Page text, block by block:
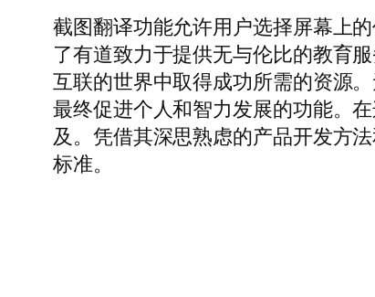
截图翻译功能允许用户选择屏幕上
了有道致力于提供无与伦比的教育
互联的世界中取得成功所需的资源
最终促进个人和智力发展的功能。
及。凭借其深思熟虑的产品开发方
标准。